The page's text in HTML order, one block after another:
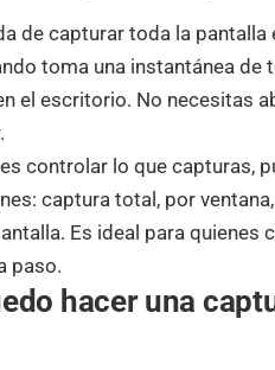
de capturar toda la
toma una instantánea de
el escritorio. No necesitas
controlar lo que capturas,
captura total, por
Es ideal para quienes
paso.
hacer una